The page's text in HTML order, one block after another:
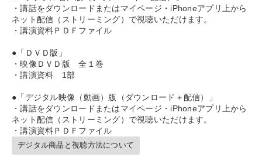
local_offer タグから探す refresh
すべての音声・動画（全2076タイトル）からお探しいただけます
タグ・キーワード
デジタルマーケティング 新技術 サービス
会社を守る 成功哲学 上場企業 スポーツ関係
イノベーション 聞き手・作間信司
・講話をダウンロードまたはマイページ・iPhoneアプリ上から
ネット配信（ストリーミング）で視聴いただけます。
・講演資料ＰＤＦファイル
●「ＤＶＤ版」
・映像ＤＶＤ版 全１巻
・講演資料 1部
●「デジタル映像（動画）版（ダウンロード＋配信）」
・講話をダウンロードまたはマイページ・iPhoneアプリ上から
ネット配信（ストリーミング）で視聴いただけます。
・講演資料ＰＤＦファイル
デジタル商品と視聴方法について